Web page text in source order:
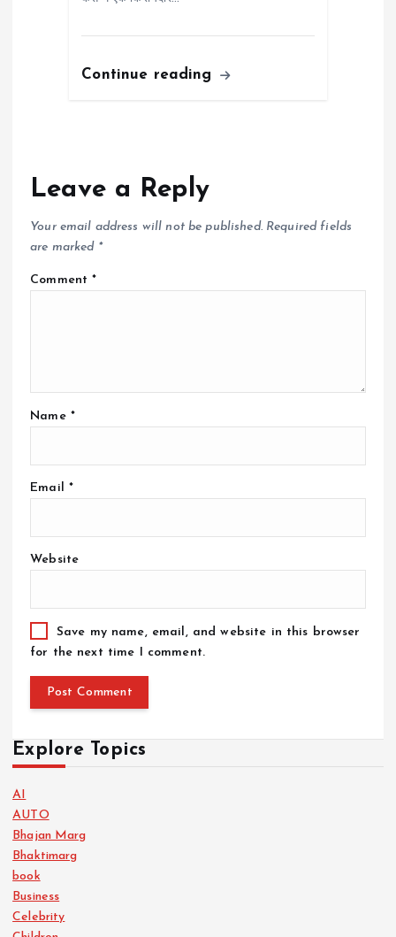
Continue reading
Leave a Reply
Your email address will not be published. Required fields
are marked *
Comment*
Name *
Email *
Website
Save my name, email, and website in this browser
for the next time I comment.
Explore Topics
AI
AUTO
Bhajan Marg
Bhaktimarg
book
Business
Celebrity